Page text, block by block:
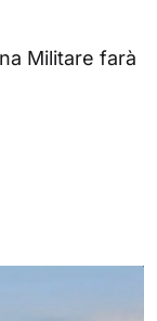
Militare farà